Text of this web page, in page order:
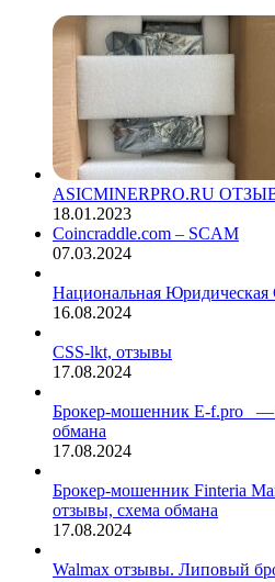
ASICMINERPRO.RU
18.01.2023
Coincraddle.com – SCAM
07.03.2024
Национальная
16.08.2024
CSS-lkt, отзывы
17.08.2024
Брокер-мошенник E-f.pro —
обмана
17.08.2024
Брокер-мошенник Finteria
отзывы, схема обмана
17.08.2024
Walmax отзывы. Липовый